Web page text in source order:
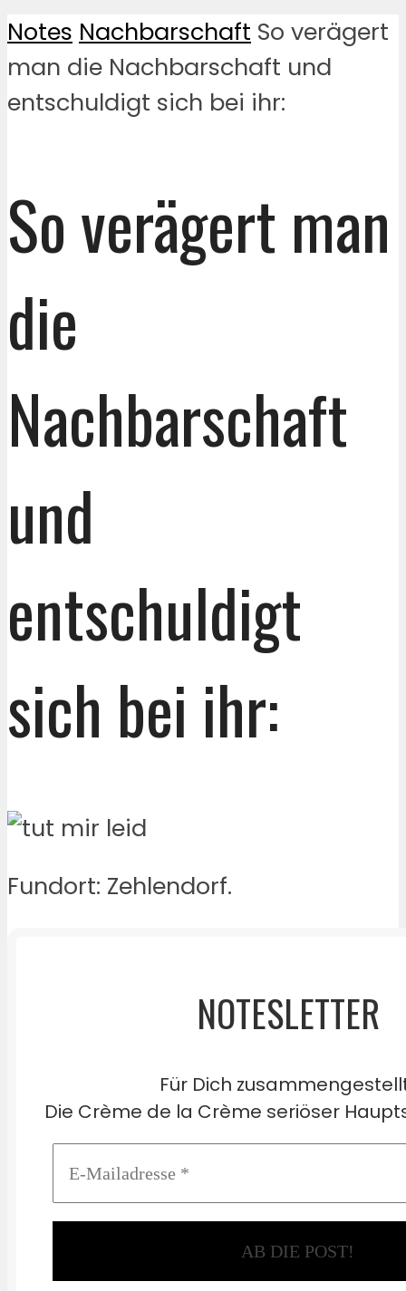
Notes Nachbarschaft So verägert
man die Nachbarschaft und
entschuldigt sich bei ihr:
So verägert man
die
Nachbarschaft
und
entschuldigt
sich bei ihr:
Fundort: Zehlendorf.
NOTESLETTER
Für Dich
Die Crème de la Crème seriöser